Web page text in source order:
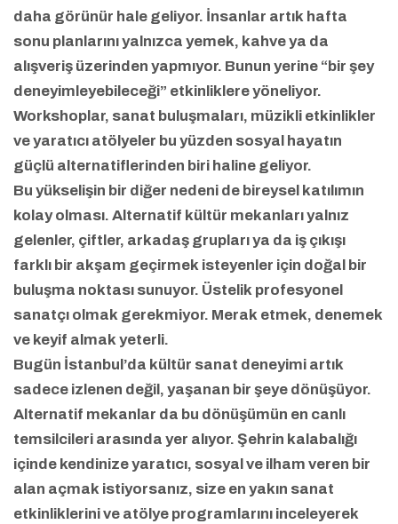
daha görünür hale geliyor. İnsanlar artık hafta
sonu planlarını yalnızca yemek, kahve ya da
alışveriş üzerinden yapmıyor. Bunun yerine “bir şey
deneyimleyebileceği” etkinliklere yöneliyor.
Workshoplar, sanat buluşmaları, müzikli etkinlikler
ve yaratıcı atölyeler bu yüzden sosyal hayatın
güçlü alternatiflerinden biri haline geliyor.
Bu yükselişin bir diğer nedeni de bireysel katılımın
kolay olması. Alternatif kültür mekanları yalnız
gelenler, çiftler, arkadaş grupları ya da iş çıkışı
farklı bir akşam geçirmek isteyenler için doğal bir
buluşma noktası sunuyor. Üstelik profesyonel
sanatçı olmak gerekmiyor. Merak etmek, denemek
ve keyif almak yeterli.
Bugün İstanbul’da kültür sanat deneyimi artık
sadece izlenen değil, yaşanan bir şeye dönüşüyor.
Alternatif mekanlar da bu dönüşümün en canlı
temsilcileri arasında yer alıyor. Şehrin kalabalığı
içinde kendinize yaratıcı, sosyal ve ilham veren bir
alan açmak istiyorsanız, size en yakın sanat
etkinliklerini ve atölye programlarını inceleyerek